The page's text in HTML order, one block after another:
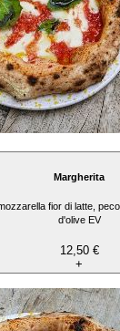
Margherita
fior di latte,
d'olive EV
12,50 €
+